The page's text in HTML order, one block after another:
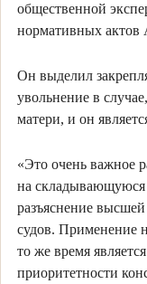
общественной
нормативных актов
Он выделил
увольнение в
матери, и он
«Это очень важное
на складывающуюся
разъяснение
судов. Применение
то же время
приоритетности